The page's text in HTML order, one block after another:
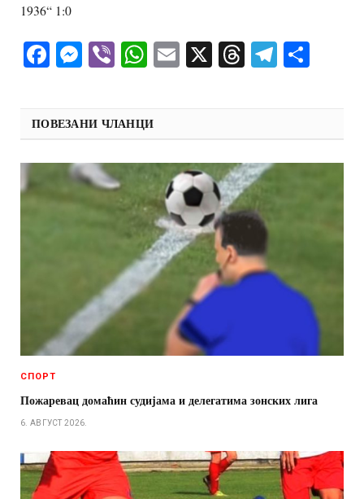
1936“ 1:0
Facebook
Messenger
ViberWhatsApp
Email
X Threads
ПОВЕЗАНИ ЧЛАНЦИ
СПОРТ
Пожаревац домаћин судијама и делегатима зонских лига
6. АВГУСТ 2026.